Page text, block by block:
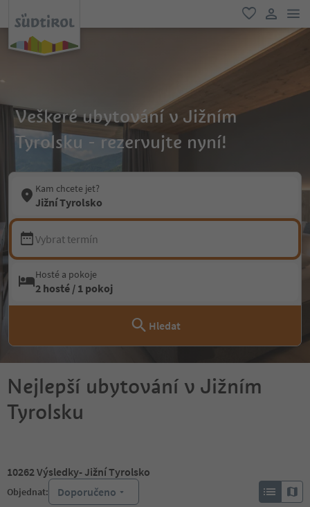
oblíbené
Veškeré ubytování v Jižním
Tyrolsku - rezervujte nyní!
Kam chcete jet?
Jižní Tyrolsko
Vybrat termín
Hosté a pokoje
2 hosté / 1 pokoj
Hledat
Nejlepší ubytování v Jižním
Tyrolsku
10262Výsledky- Jižní Tyrolsko
Objednat: Doporučeno